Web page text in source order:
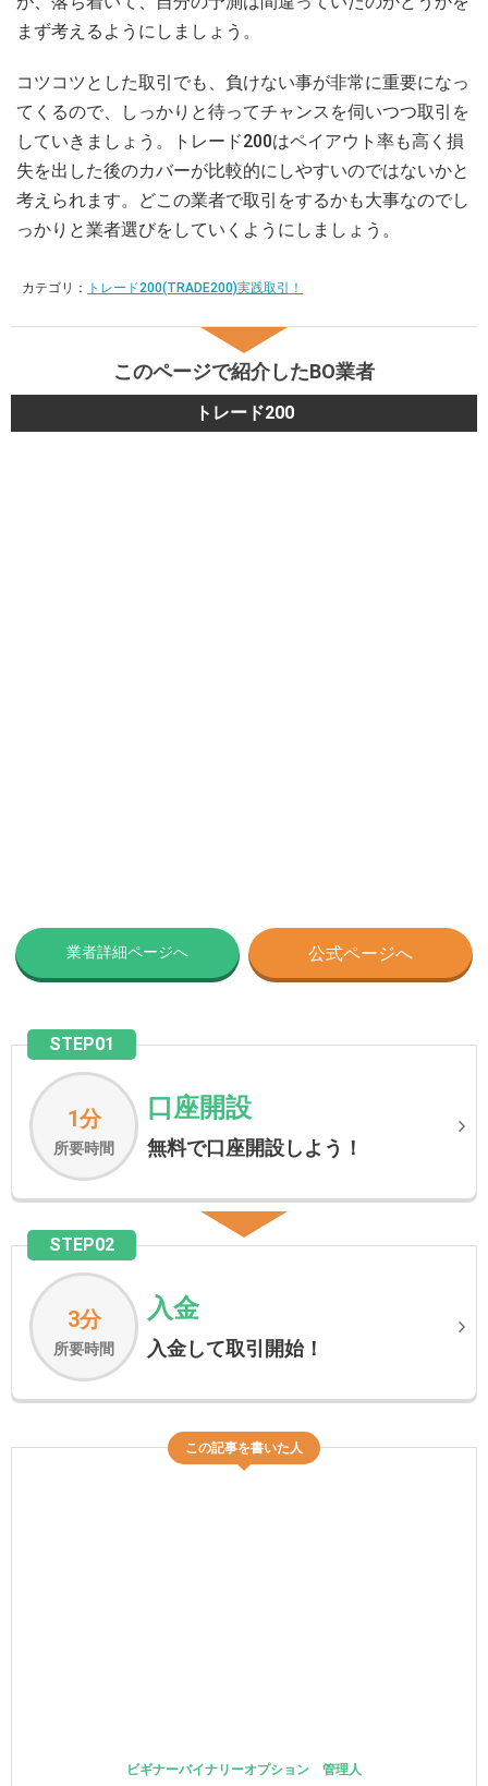
まず考えるようにしましょう。
コツコツとした取引でも、負けない事が非常に重要になっ
てくるので、しっかりと待ってチャンスを伺いつつ取引を
していきましょう。トレード200はペイアウト率も高く損
失を出した後のカバーが比較的にしやすいのではないかと
考えられます。どこの業者で取引をするかも大事なのでし
っかりと業者選びをしていくようにしましょう。
カテゴリ： トレード200(TRADE200)実践取引！
このページで紹介したBO業者
トレード200
業者詳細ページへ 公式ページへ
STEP01
1分
所要時間
口座開設
無料で口座開設しよう！
STEP02
3分
所要時間
入金
入金して取引開始！
この記事を書いた人
ビギナーバイナリーオプション 管理人